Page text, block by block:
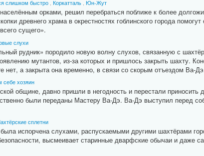
слишком быстро, Коркатталь, Юн-Жут
орками, решил перебраться поближе к более
древнего храма в окрестностях гоблинского города
сущего».
слухи
рудник» породило новую волну слухов, связанную с
мутантов, из-за которых и пришлось закрыть шахту.
нет, а закрыта она временно, в связи со скорым отъездом Ва-
себе хозяин
общине, давно пришли в негодность и перестали приносить
были переданы Мастеру Ва-Дэ. Ва-Дэ выступил перед
сплетни
испорчена слухами, распускаемыми другими шахтёрами
высмеивает старинные дварфские обычаи и даже